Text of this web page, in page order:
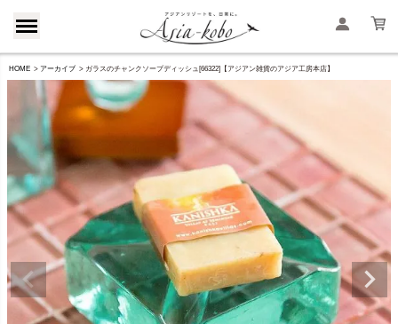
HOME アーカイブ ガラスのチャンクソープディッシュ[66322]【アジアン雑貨のアジア工房本店】